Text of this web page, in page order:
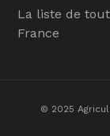
La liste de
France
© 2025